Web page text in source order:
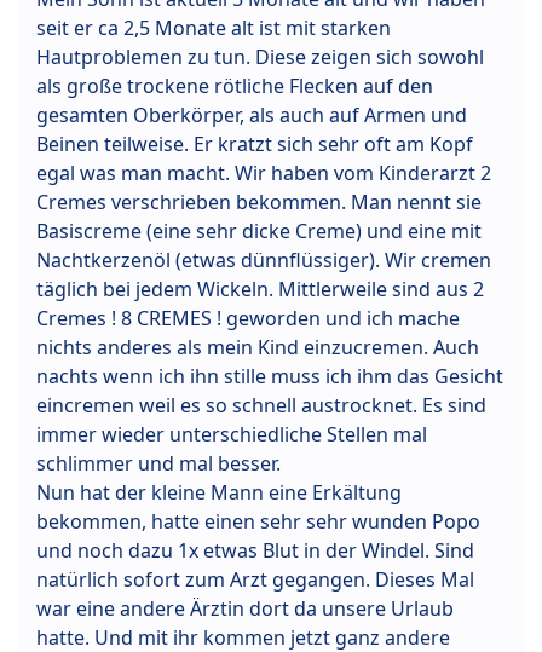
seit er ca 2,5 Monate alt ist mit starken
Hautproblemen zu tun. Diese zeigen sich sowohl
als große trockene rötliche Flecken auf den
gesamten Oberkörper, als auch auf Armen und
Beinen teilweise. Er kratzt sich sehr oft am Kopf
egal was man macht. Wir haben vom Kinderarzt 2
Cremes verschrieben bekommen. Man nennt sie
Basiscreme (eine sehr dicke Creme) und eine mit
Nachtkerzenöl (etwas dünnflüssiger). Wir cremen
täglich bei jedem Wickeln. Mittlerweile sind aus 2
Cremes ! 8 CREMES ! geworden und ich mache
nichts anderes als mein Kind einzucremen. Auch
nachts wenn ich ihn stille muss ich ihm das Gesicht
eincremen weil es so schnell austrocknet. Es sind
immer wieder unterschiedliche Stellen mal
schlimmer und mal besser.
Nun hat der kleine Mann eine Erkältung
bekommen, hatte einen sehr sehr wunden Popo
und noch dazu 1x etwas Blut in der Windel. Sind
natürlich sofort zum Arzt gegangen. Dieses Mal
war eine andere Ärztin dort da unsere Urlaub
hatte. Und mit ihr kommen jetzt ganz andere